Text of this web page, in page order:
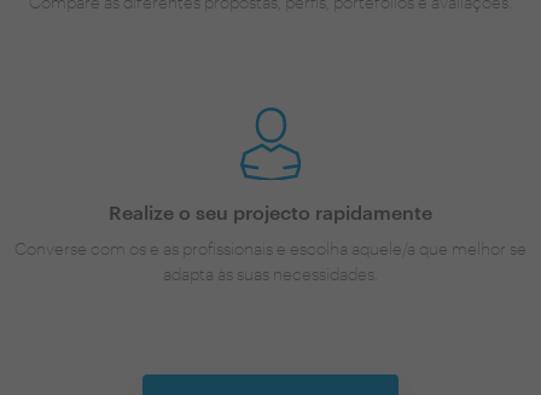
Realize o seu projecto rapidamente
Converse com os e as profissionais e escolha aquele/a que melhor se
adapta às suas necessidades.